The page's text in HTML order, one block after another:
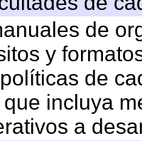
de
y
de
incluya
a